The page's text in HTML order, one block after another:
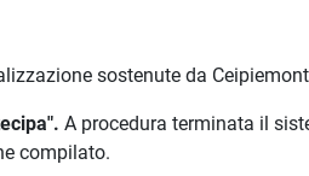
sostenute da
A procedura terminata il
compilato.